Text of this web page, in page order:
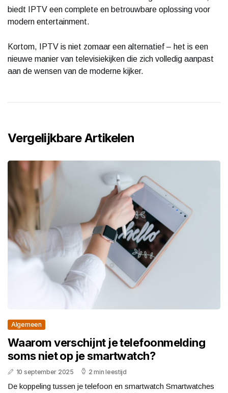
biedt IPTV een complete en betrouwbare oplossing voor
modern entertainment.
Kortom, IPTV is niet zomaar een alternatief – het is een
nieuwe manier van televisiekijken die zich volledig aanpast
aan de wensen van de moderne kijker.
Vergelijkbare Artikelen
Algemeen
Waarom verschijnt je telefoonmelding
soms niet op je smartwatch?
10 september 2025 2 min leestijd
De koppeling tussen je telefoon en smartwatch Smartwatches